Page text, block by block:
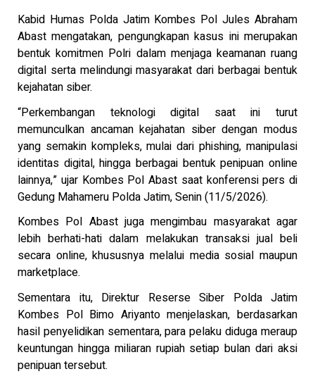
Kabid Humas Polda Jatim Kombes Pol Jules Abraham
Abast mengatakan, pengungkapan kasus ini merupakan
bentuk komitmen Polri dalam menjaga keamanan ruang
digital serta melindungi masyarakat dari berbagai bentuk
kejahatan siber.
“Perkembangan teknologi digital saat ini turut
memunculkan ancaman kejahatan siber dengan modus
yang semakin kompleks, mulai dari phishing, manipulasi
identitas digital, hingga berbagai bentuk penipuan online
lainnya,” ujar Kombes Pol Abast saat konferensi pers di
Gedung Mahameru Polda Jatim, Senin (11/5/2026).
Kombes Pol Abast juga mengimbau masyarakat agar
lebih berhati-hati dalam melakukan transaksi jual beli
secara online, khususnya melalui media sosial maupun
marketplace.
Sementara itu, Direktur Reserse Siber Polda Jatim
Kombes Pol Bimo Ariyanto menjelaskan, berdasarkan
hasil penyelidikan sementara, para pelaku diduga meraup
keuntungan hingga miliaran rupiah setiap bulan dari aksi
penipuan tersebut.